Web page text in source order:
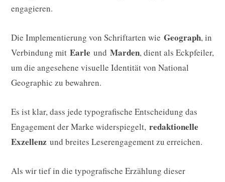
engagieren.
Die Implementierung von Schriftarten wie Geograph, in
Verbindung mit Earle und Marden, dient als Eckpfeiler,
um die angesehene visuelle Identität von National
Geographic zu bewahren.
Es ist klar, dass jede typografische Entscheidung das
Engagement der Marke widerspiegelt, redaktionelle
Exzellenz und breites Leserengagement zu erreichen.
Als wir tief in die typografische Erzählung dieser